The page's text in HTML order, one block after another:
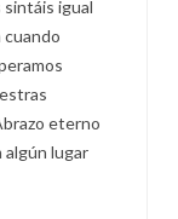
igual
eterno
algún lugar